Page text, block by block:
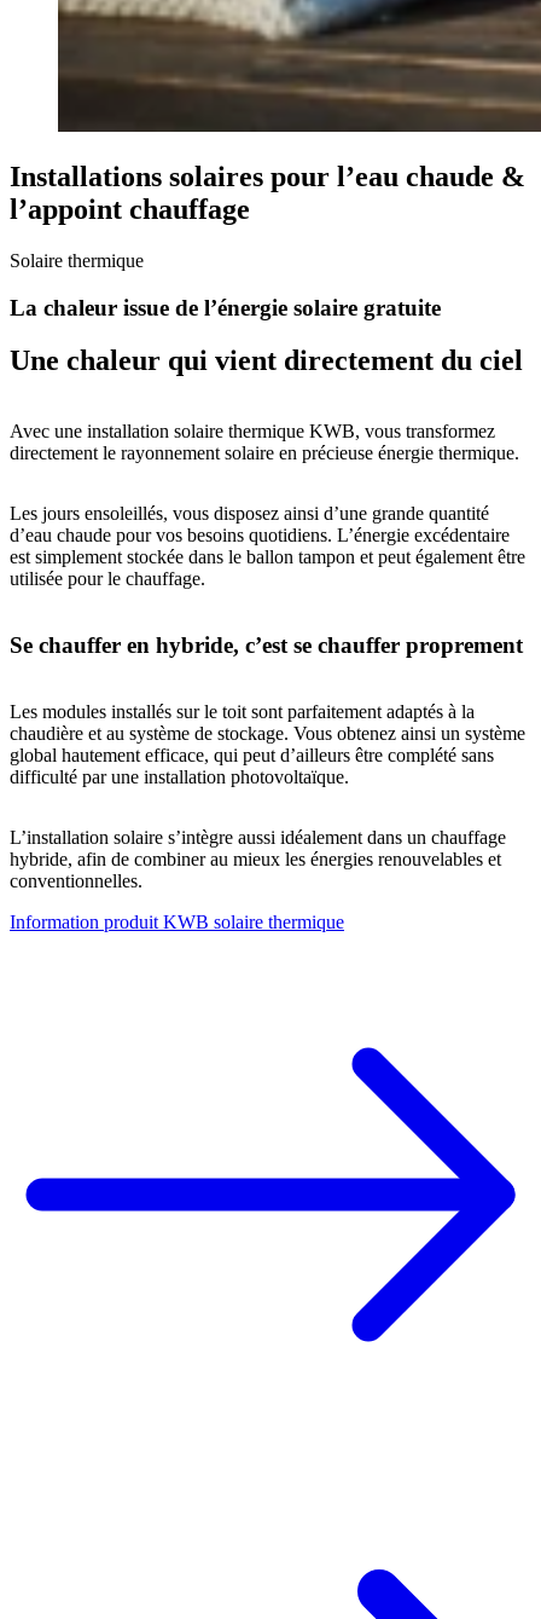
Installations solaires pour l’eau chaude &
l’appoint chauffage
Solaire thermique
La chaleur issue de l’énergie solaire gratuite
Une chaleur qui vient directement du ciel
Avec une installation solaire thermique KWB, vous transformez
directement le rayonnement solaire en précieuse énergie thermique.
Les jours ensoleillés, vous disposez ainsi d’une grande quantité
d’eau chaude pour vos besoins quotidiens. L’énergie excédentaire
est simplement stockée dans le ballon tampon et peut également être
utilisée pour le chauffage.
Se chauffer en hybride, c’est se chauffer proprement
Les modules installés sur le toit sont parfaitement adaptés à la
chaudière et au système de stockage. Vous obtenez ainsi un système
global hautement efficace, qui peut d’ailleurs être complété sans
difficulté par une installation photovoltaïque.
L’installation solaire s’intègre aussi idéalement dans un chauffage
hybride, afin de combiner au mieux les énergies renouvelables et
conventionnelles.
Information produit KWB solaire thermique